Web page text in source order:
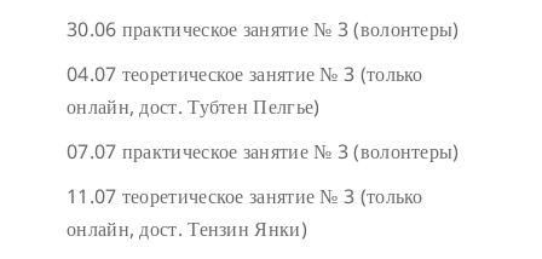
30.06 практическое занятие № 3 (волонтеры)
04.07 теоретическое занятие № 3 (только
онлайн, дост. Тубтен Пелгье)
07.07 практическое занятие № 3 (волонтеры)
11.07 теоретическое занятие № 3 (только
онлайн, дост. Тензин Янки)